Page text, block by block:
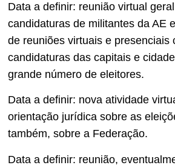
Data a definir: reunião virtual
candidaturas de militantes da AE
de reuniões virtuais e presenciais
candidaturas das capitais e
grande número de eleitores.
Data a definir: nova atividade
orientação jurídica sobre as
também, sobre a Federação.
Data a definir: reunião,